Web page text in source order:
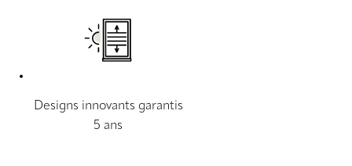
Designs innovants garantis
5 ans